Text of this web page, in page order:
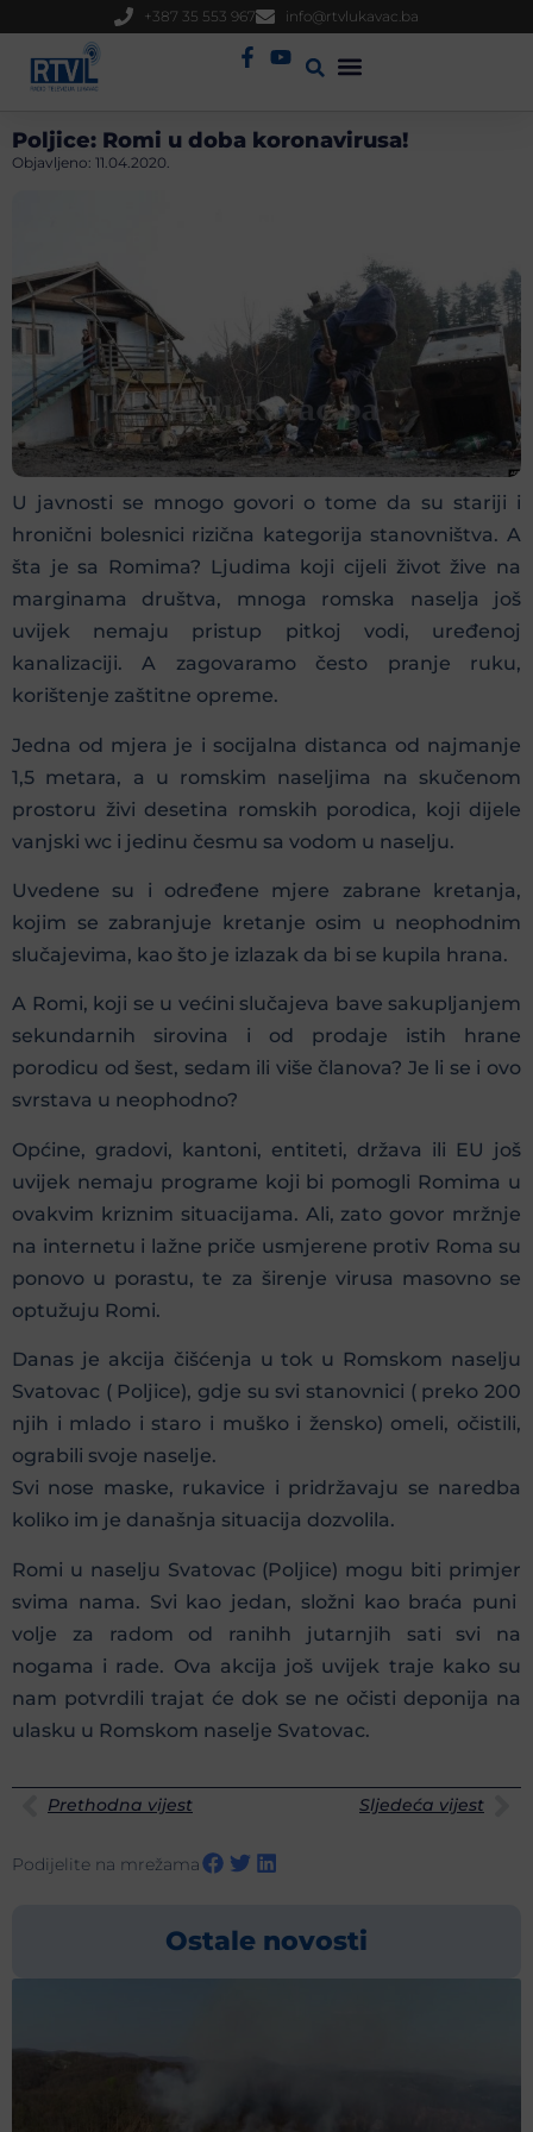
+387 35 553 967 info@rtvlukavac.ba
Poljice: Romi u doba koronavirusa!
Objavljeno: 11.04.2020.
U javnosti se mnogo govori o tome da su stariji i
hronični bolesnici rizična kategorija stanovništva. A
šta je sa Romima? Ljudima koji cijeli život žive na
marginama društva, mnoga romska naselja još
uvijek nemaju pristup pitkoj vodi, uređenoj
kanalizaciji. A zagovaramo često pranje ruku,
korištenje zaštitne opreme.
Jedna od mjera je i socijalna distanca od najmanje
1,5 metara, a u romskim naseljima na skučenom
prostoru živi desetina romskih porodica, koji dijele
vanjski wc i jedinu česmu sa vodom u naselju.
Uvedene su i određene mjere zabrane kretanja,
kojim se zabranjuje kretanje osim u neophodnim
slučajevima, kao što je izlazak da bi se kupila hrana.
A Romi, koji se u većini slučajeva bave sakupljanjem
sekundarnih sirovina i od prodaje istih hrane
porodicu od šest, sedam ili više članova? Je li se i ovo
svrstava u neophodno?
Općine, gradovi, kantoni, entiteti, država ili EU još
uvijek nemaju programe koji bi pomogli Romima u
ovakvim kriznim situacijama. Ali, zato govor mržnje
na internetu i lažne priče usmjerene protiv Roma su
ponovo u porastu, te za širenje virusa masovno se
optužuju Romi.
Danas je akcija čišćenja u tok u Romskom naselju
Svatovac ( Poljice), gdje su svi stanovnici ( preko 200
njih i mlado i staro i muško i žensko) omeli, očistili,
ograbili svoje naselje.
Svi nose maske, rukavice i pridržavaju se naredba
koliko im je današnja situacija dozvolila.
Romi u naselju Svatovac (Poljice) mogu biti primjer
svima nama. Svi kao jedan, složni kao braća puni
volje za radom od ranihh jutarnjih sati svi na
nogama i rade. Ova akcija još uvijek traje kako su
nam potvrdili trajat će dok se ne očisti deponija na
ulasku u Romskom naselje Svatovac.
Prethodna vijest Sljedeća vijest
Podijelite na mrežama
Ostale novosti